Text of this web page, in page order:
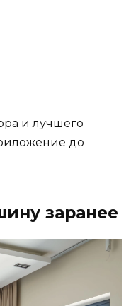
и лучшего
до
заранее